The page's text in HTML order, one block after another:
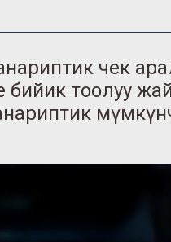
чек
тоолуу